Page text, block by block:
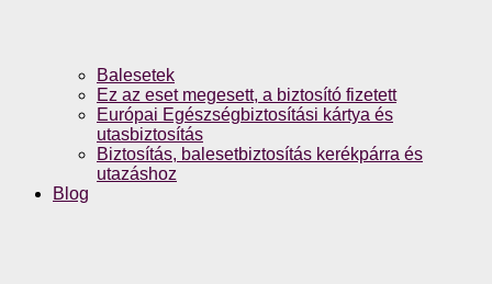
Balesetek
Ez az eset megesett, a biztosító fizetett
Európai Egészségbiztosítási kártya és
utasbiztosítás
Biztosítás, balesetbiztosítás kerékpárra és
utazáshoz
Blog